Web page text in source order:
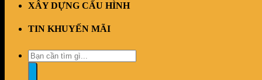
XÂY DỰNG CẤU HÌNH
TIN KHUYẾN MÃI
Tìm
kiếm: